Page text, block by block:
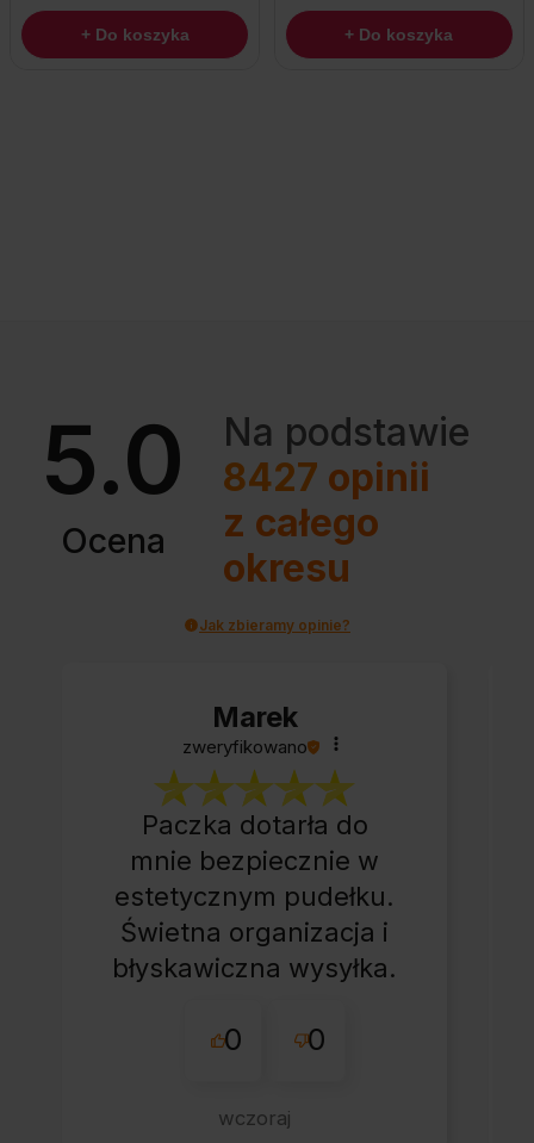
+ Do koszyka + Do koszyka
5.0
Ocena
Na podstawie
8427 opinii
z całego
okresu
Jak zbieramy opinie?
Marek
zweryfikowano
Paczka dotarła do
mnie bezpiecznie w
estetycznym pudełku.
Świetna organizacja i
błyskawiczna wysyłka.
sklepu nie pierwszy
wszystko perfekt.
0 0
wczoraj